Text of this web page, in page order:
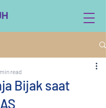
Bijak saat
read